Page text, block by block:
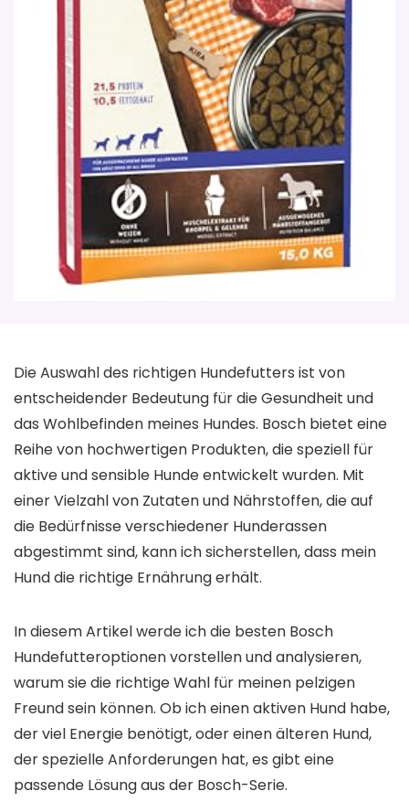
Die Auswahl des richtigen Hundefutters ist von
entscheidender Bedeutung für die Gesundheit und
das Wohlbefinden meines Hundes. Bosch bietet eine
Reihe von hochwertigen Produkten, die speziell für
aktive und sensible Hunde entwickelt wurden. Mit
einer Vielzahl von Zutaten und Nährstoffen, die auf
die Bedürfnisse verschiedener Hunderassen
abgestimmt sind, kann ich sicherstellen, dass mein
Hund die richtige Ernährung erhält.
In diesem Artikel werde ich die besten Bosch
Hundefutteroptionen vorstellen und analysieren,
warum sie die richtige Wahl für meinen pelzigen
Freund sein können. Ob ich einen aktiven Hund habe,
der viel Energie benötigt, oder einen älteren Hund,
der spezielle Anforderungen hat, es gibt eine
passende Lösung aus der Bosch-Serie.